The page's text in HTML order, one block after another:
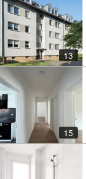
13
15